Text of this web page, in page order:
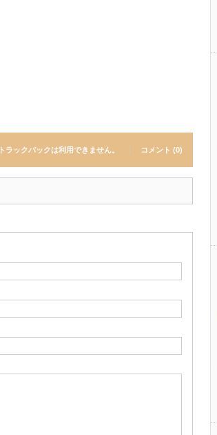
トラックバックは利用できません。 コメント (0)